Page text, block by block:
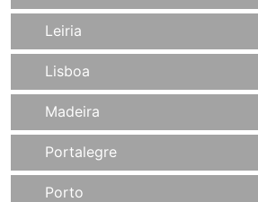
Leiria
Lisboa
Madeira
Portalegre
Porto